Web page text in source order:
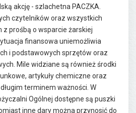
akcję - szlachetna PACZKA.
czytelników oraz wszystkich
z prośbą o wsparcie żarskiej
finansowa uniemożliwia
i podstawowych sprzętów oraz
Mile widziane są również środki
artykuły chemiczne oraz
terminem ważności. W
Ogólnej dostępne są puszki
inne dary można przynosić do